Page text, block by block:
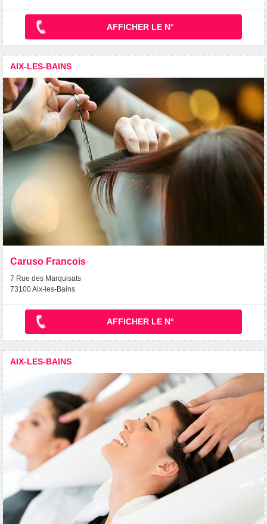
AFFICHER LE N°
AIX-LES-BAINS
Caruso Francois
7 Rue des Marquisats
73100 Aix-les-Bains
AFFICHER LE N°
AIX-LES-BAINS